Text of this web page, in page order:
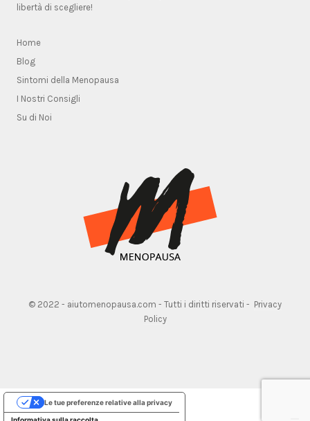
libertà di scegliere!
Home
Blog
Sintomi della Menopausa
I Nostri Consigli
Su di Noi
© 2022 - aiutomenopausa.com - Tutti i diritti riservati - Privacy
Policy
Le tue preferenze relative alla privacy